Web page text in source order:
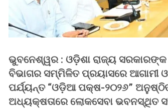
ଭୁବନେଶ୍ୱର : ଓଡ଼ିଶା ରାଜ୍ୟ ସରକାରଙ୍କ
ବିଭାଗର ସମ୍ମିଳିତ ପ୍ରୟାସରେ ଆଗାମୀ
ପର୍ଯ୍ୟନ୍ତ “ଓଡ଼ିଆ ପକ୍ଷ-୨୦୨୬”
ଅଧ୍ୟକ୍ଷତାରେ ଲୋକସେବା